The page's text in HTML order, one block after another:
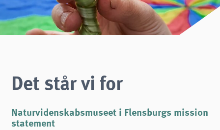
Det står vi for
Naturvidenskabsmuseet i Flensburgs mission
statement